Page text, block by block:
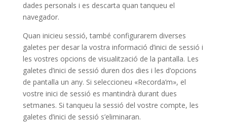
dades personals i es descarta quan tanqueu el
navegador.
Quan inicieu sessió, també configurarem diverses
galetes per desar la vostra informació d’inici de sessió i
les vostres opcions de visualització de la pantalla. Les
galetes d’inici de sessió duren dos dies i les d’opcions
de pantalla un any. Si seleccioneu «Recorda’m», el
vostre inici de sessió es mantindrà durant dues
setmanes. Si tanqueu la sessió del vostre compte, les
galetes d’inici de sessió s’eliminaran.